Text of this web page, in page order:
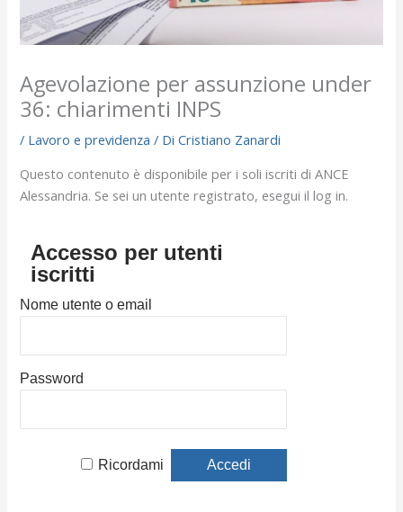
Agevolazione per assunzione under
36: chiarimenti INPS
/ Lavoro e previdenza / DiCristiano Zanardi
Questo contenuto è disponibile per i soli iscriti di ANCE
Alessandria. Se sei un utente registrato, esegui il log in.
Accesso per utenti
iscritti
Nome utente o email
Password
Ricordami